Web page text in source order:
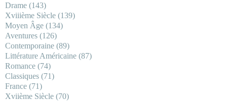
Drame (143)
Xviiième Siècle (139)
Moyen Âge (134)
Aventures (126)
Contemporaine (89)
Littérature Américaine (87)
Romance (74)
Classiques (71)
France (71)
Xviième Siècle (70)